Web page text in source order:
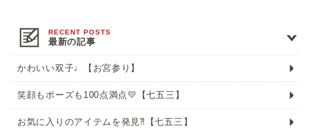
最新の記事
かわいい双子♩【お宮参り】
笑顔もポーズも100点満点💛【七五三】
お気に入りのアイテムを発見⁈【七五三】